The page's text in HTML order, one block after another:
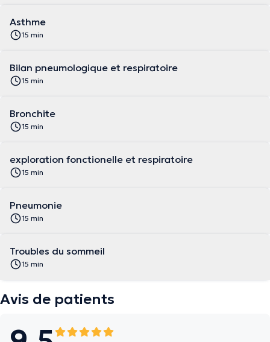
Asthme
15 min
Bilan pneumologique et respiratoire
15 min
Bronchite
15 min
exploration fonctionelle et respiratoire
15 min
Pneumonie
15 min
Troubles du sommeil
15 min
Avis de patients